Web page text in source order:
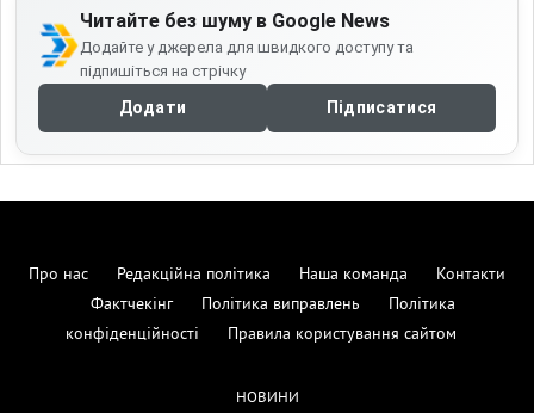
Читайте без шуму в Google News
Додайте у джерела для швидкого доступу та
підпишіться на стрічку
Додати Підписатися
Про нас Редакційна політика Наша команда
Контакти
Фактчекінг
Політика виправлень
Політика
конфіденційності
Правила користування сайтом
НОВИНИ